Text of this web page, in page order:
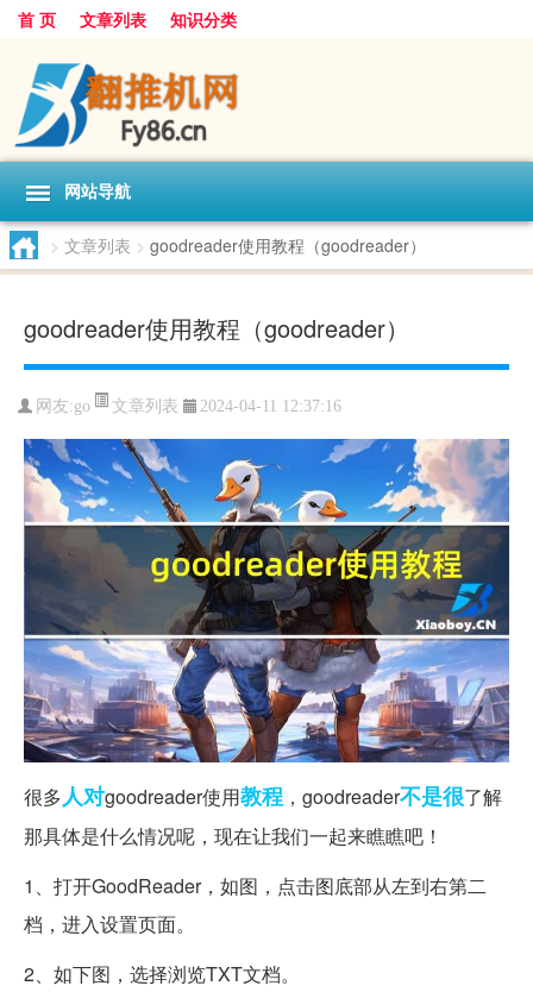
首 页 文章列表 知识分类
网站导航
> 文章列表 > goodreader使用教程（goodreader）
goodreader使用教程（goodreader）
网友:go 文章列表 2024-04-11 12:37:16
很多人对goodreader使用教程 ，goodreader不是很了解
那具体是什么情况呢，现在让我们一起来瞧瞧吧！
1、打开GoodReader，如图，点击图底部从左到右第二
档，进入设置页面。
2、如下图，选择浏览TXT文档。